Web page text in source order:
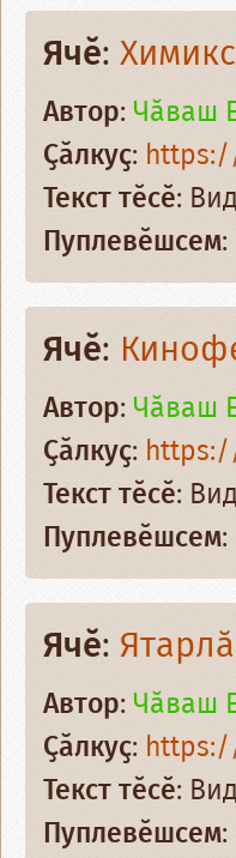
Ячӗ:
Автор: Чӑваш
Ҫӑлкуҫ:
Текст тӗсӗ:
Пуплевӗшсем
Ячӗ:
Автор:Чӑваш
Ҫӑлкуҫ:
Текст тӗсӗ:
Пуплевӗшсем
Ячӗ:
Автор: Чӑваш
Ҫӑлкуҫ:
Текст тӗсӗ:
Пуплевӗшсем